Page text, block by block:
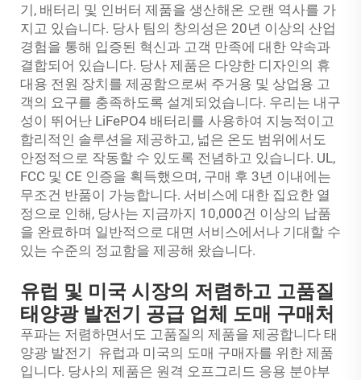
기, 배터리 및 인버터 제품을 생산해온 오랜 역사를 가
지고 있습니다. 당사 팀의 창의성은 20년 이상의 산업
경험을 통해 입증된 혁신과 고객 만족에 대한 약속과
결합되어 있습니다. 당사 제품은 다양한 디자인의 휴
대용 전원 장치를 제공함으로써 주거용 및 상업용 고
객의 요구를 충족하도록 설계되었습니다. 우리는 내구
성이 뛰어난 LiFePO4 배터리를 사용하여 지능적이고
합리적인 솔루션을 제공하고, 넓은 온도 범위에서도
안정적으로 작동할 수 있도록 전념하고 있습니다. UL,
FCC 및 CE 인증을 획득했으며, 구매 후 3년 이내에는
무조건 반품이 가능합니다. 서비스에 대한 집요한 열
정으로 인해, 당사는 지금까지 10,000건 이상의 납품
을 완료하며 일반적으로 대면 서비스에서나 기대할 수
있는 수준의 정교함을 제공해 왔습니다.
유럽 및 미국 시장의 저렴하고 고품질
태양광 발전기 공급 업체 도매 구매처
푸파는 저렴하면서도 고품질의 제품을 제공합니다 태
양광 발전기 유럽과 미국의 도매 구매자를 위한 제품
입니다. 당사의 제품은 원격 오프그리드 응용 분야부